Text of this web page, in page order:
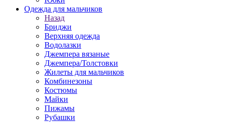
Одежда для мальчиков
Назад
Бриджи
Верхняя одежда
Водолазки
Джемпера вязаные
Джемпера/Толстовки
Жилеты для мальчиков
Комбинезоны
Костюмы
Майки
Пижамы
Рубашки